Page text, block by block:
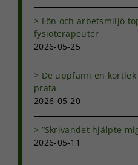
Lön och arbetsmiljö
fysioterapeuter
2026-05-25
De uppfann en
prata
2026-05-20
”Skrivandet hjälpte
2026-05-11